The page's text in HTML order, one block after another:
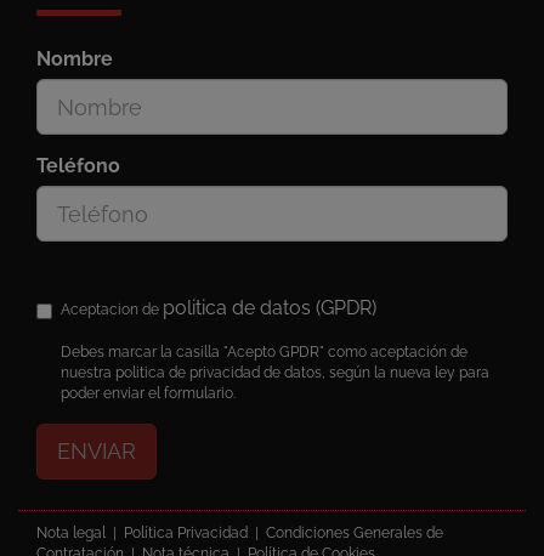
Nombre
Teléfono
Aceptacion de politica de datos (GPDR)
Debes marcar la casilla "Acepto GPDR" como aceptación de
nuestra politica de privacidad de datos, según la nueva ley para
poder enviar el formulario.
ENVIAR
Nota legal Política Privacidad
Condiciones Generales de